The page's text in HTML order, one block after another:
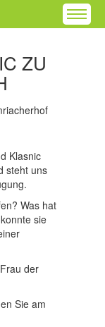
ZU
Klasnic
steht uns
Was hat
sie
der
Sie am